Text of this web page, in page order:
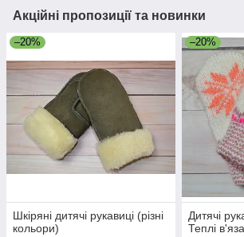
Акційні пропозиції та новинки
–20%
Шкіряні дитячі рукавиці (різні
кольори)
–20%
Дитячі
Теплі